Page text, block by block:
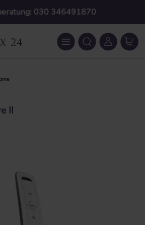
030 346491870
II